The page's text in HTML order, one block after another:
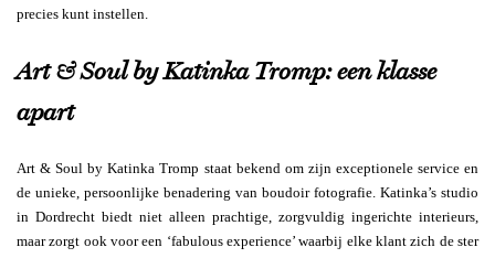
precies kunt instellen.
Art & Soul by Katinka Tromp: een klasse
apart
Art & Soul by Katinka Tromp staat bekend om zijn exceptionele service en
de unieke, persoonlijke benadering van boudoir fotografie. Katinka’s studio
in Dordrecht biedt niet alleen prachtige, zorgvuldig ingerichte interieurs,
maar zorgt ook voor een ‘fabulous experience’ waarbij elke klant zich de ster